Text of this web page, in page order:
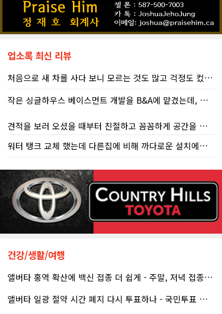
업소록 최신 리뷰
처음으로 새 차를 사다 보니 모르는 것도 많고 걱정도 컸는데 박문호 딜러님 덕분에 전 과정이 너무나 편안하고 만족스러웠습니다! 상담하는 내내 꼼꼼하게 설명해 주신 것은 물론, 복잡한 서류 절차와 차량 옵션 체크까지 세심하게 챙겨주셔서 마음이 정말 든든했습니다. 차량 출고 날에도 긴 시간 할애해 가며 기능을 친절하게 하나하나 설명해 주셔서 큰 도움이 되었는데요, 특히 정비사 출신이셔서 그런지 디테일한 부분까지 전문적으로 말씀해 주셔서 신뢰가 팍팍 갔습니다 ?? 다른분 리뷰에도 있지만 마지막에 "진짜 서비스는 이제부터 시작"이라는 진심어린 말씀에는 깊은 감동을 받았습니다. 앞으로 주변에 차 구매하려는 분이 있다면 무조건 박문호 딜러님 강력 추천입니다! 신경 써주셔서 진심으로 감사드리며, 늘 건강하시고 번창하시길 바랍니다 :)
작은 싱글하우스 베이스먼트 개발을 B&A에 맡겼는데, 처음부터 끝까지 정말 만족스러운 경험이었습니다.
견적을 보러 오셨을 때부터 친절하고 꼼꼼하게 공간을 확인해 주셨고, 여러 옵션이 포함된 견적 금액도 다른 업체들과 비교했을 때 매우 합리적이었습니다.
저희 집은 사이드 도어가 없어 작업하시기 불편하셨을 텐데도 항상 밝은 모습으로 오셔서 성실하게 작업해 주셨습니다. 공사 중에도 진행 상황과 앞으로의 작업 계획을 수시로 자세히 설명해 주셔서 믿고 맡길 수 있었고, 세심한 소통에 큰 만족을 느꼈습니다.
공사가 끝난 후에는 마무리 점검까지 꼼꼼하게 진행해 주시는 모습에서 전문성과 책임감을 느낄 수 있었습니다.
무엇보다 작은 베이스먼트 공간을 밝고 깔끔하면서도 가족 모두가 편하게 사용할 수 있는 공간으로 완성해 주셔서 정말 만족합니다. 특히 아이들과 함께 즐겁게 시간을 보낼 수 있는 공간이 되어 더욱 뜻깊습니다.
워터 탱크 교체 했는데 다른집에 비해 까다로운 설치에도 불구하고 너무 친절하게 잘 해주셨습니다. 수제자 라이언님 최고!
건강/생활/여행
앨버타 홍역 확산에 백신 접종 더 쉽게 - 주말, 저녁 접종 클리닉 열..
앨버타 일광 절약 시간 폐지 다시 투표하나 - 국민투표 기준 낮춰지며 ..